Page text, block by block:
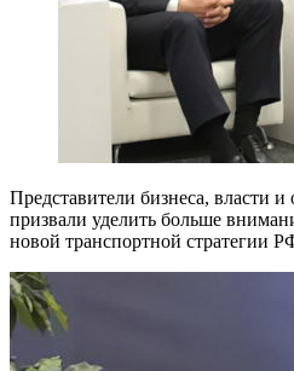
Представители бизнеса, власти
призвали уделить больше
новой транспортной стратегии